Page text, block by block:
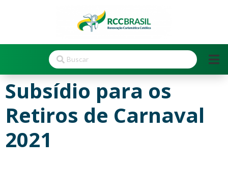
Subsídio para os
Retiros de Carnaval
2021